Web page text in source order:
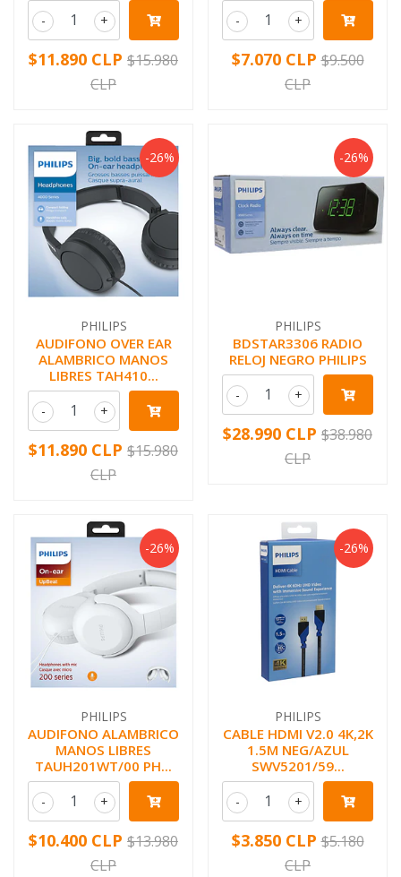
+
-
$11.890 CLP $15.980
CLP
+
-
$7.070 CLP $9.500
CLP
-26%
PHILIPS
AUDIFONO OVER EAR
ALAMBRICO MANOS
LIBRES TAH410...
+
-
$11.890 CLP $15.980
CLP
-26%
PHILIPS
BDSTAR3306 RADIO
RELOJ NEGRO PHILIPS
+
-
$28.990 CLP $38.980
CLP
-26%
PHILIPS
AUDIFONO ALAMBRICO
MANOS LIBRES
TAUH201WT/00 PH...
+
-
$10.400 CLP $13.980
CLP
-26%
PHILIPS
CABLE HDMI V2.0 4K,2K
1.5M NEG/AZUL
SWV5201/59...
+
-
$3.850 CLP $5.180
CLP